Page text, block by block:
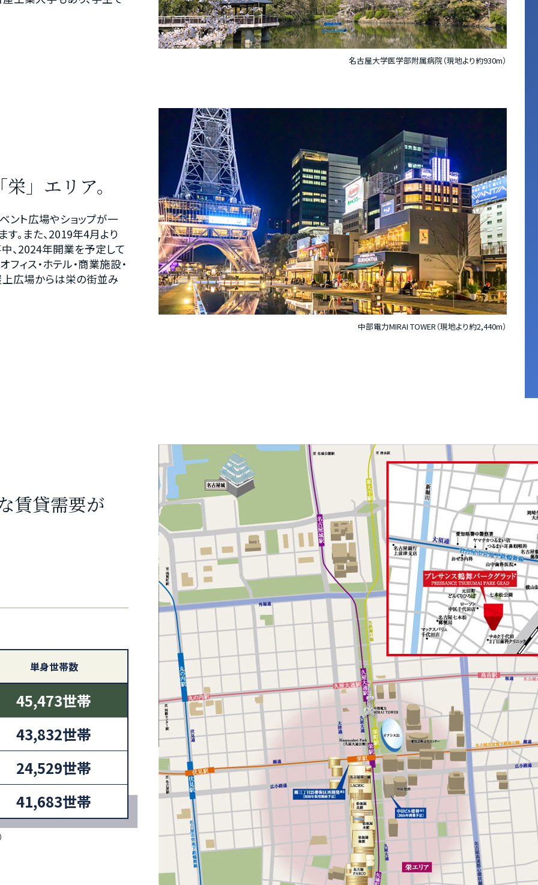
名古屋大学医学部附属病院（現地より約930m）
」エリア。
ベント広場やショップが一
。また、2019年4月より
、2024年開業を予定して
ィス・ホテル・商業施設・
広場からは栄の街並み
中部電力MIRAI TOWER（現地より約2,440m）
賃貸需要が
単身世帯数
45,473世帯
43,832世帯
24,529世帯
41,683世帯